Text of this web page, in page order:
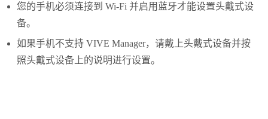
您的手机必须连接到 Wi‍-Fi 并启用 蓝牙才能设置头戴式设
备。
如果手机不支持 VIVE Manager，请戴上头戴式设备并按
照头戴式设备上的说明进行设置。